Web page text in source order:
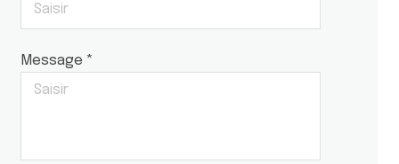
Message *